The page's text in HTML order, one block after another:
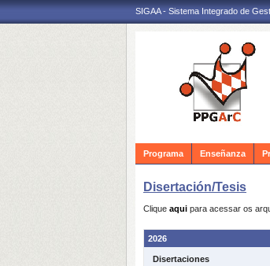
SIGAA - Sistema Integrado de
Programa Enseñanza
Disertación/Tesis
Clique aqui para acessar os
2026
Disertaciones